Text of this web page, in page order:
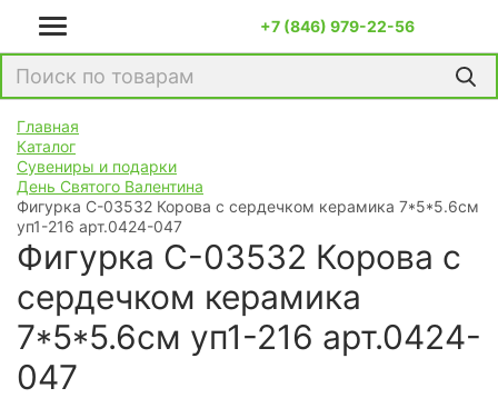
+7 (846) 979-22-56
Главная
Каталог
Сувениры и подарки
День Святого Валентина
Фигурка С-03532 Корова с сердечком керамика 7*5*5.6см
уп1-216 арт.0424-047
Фигурка С-03532 Корова с
сердечком керамика
7*5*5.6см уп1-216 арт.0424-
047